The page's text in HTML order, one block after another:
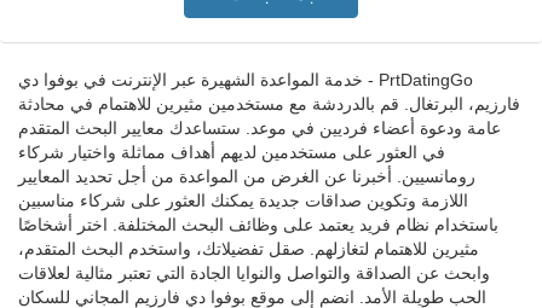
PrtDatingGo - خدمة المواعدة الشهيرة عبر الإنترنت في بوفوا دي
فارزيم، البرتغال. قم بالدردشة مع مستخدمين مثيرين للاهتمام في محادثة
عامة ودعوة أعضاء فرديين في موعد. ستساعدك معايير البحث المتقدم
في العثور على مستخدمين لديهم أهداف مماثلة واختيار شركاء
رومانسيين. أخبرنا عن الغرض من المواعدة من أجل تحديد المعايير
اللازمة وتكوين صداقات جديدة يمكنك العثور على شركاء مناسبين
باستخدام نظام فريد يعتمد على وظائف البحث المختلفة. اختر أشخاصًا
مثيرين للاهتمام لتغازلهم. صقل تفضيلاتك، واستخدم البحث المتقدم،
وابحث عن الصداقة والتواصل والنوايا الجادة التي تعتبر مثالية لعلاقات
الحب طويلة الأمد. انضم إلى موقع بوفوا دي فارزيم المجاني للسكان